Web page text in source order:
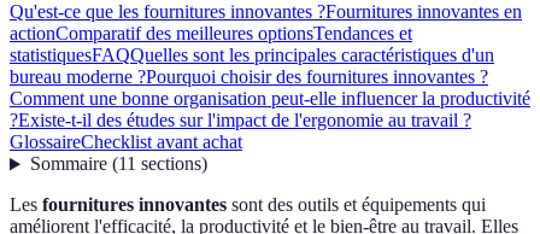
Qu'est-ce que les fournitures innovantes ?Fournitures innovantes en
actionComparatif des meilleures optionsTendances et
statistiquesFAQQuelles sont les principales caractéristiques d'un
bureau moderne ?Pourquoi choisir des fournitures innovantes ?
Comment une bonne organisation peut-elle influencer la productivité
?Existe-t-il des études sur l'impact de l'ergonomie au travail ?
GlossaireChecklist avant achat
Sommaire(11 sections)
Les fournitures innovantes sont des outils et équipements qui
améliorent l'efficacité, la productivité et le bien-être au travail. Elles